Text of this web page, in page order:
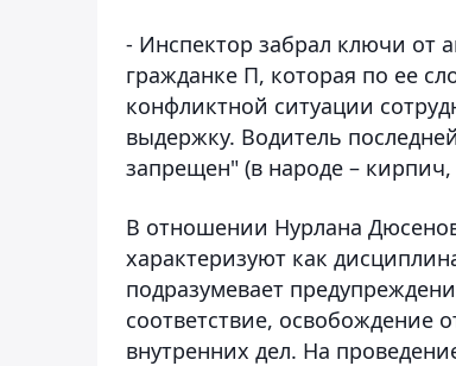
- Инспектор забрал ключи от
гражданке П, которая по ее
конфликтной ситуации
выдержку. Водитель
запрещен" (в народе –
В отношении Нурлана
характеризуют как
подразумевает
соответствие, освобождение
внутренних дел. На